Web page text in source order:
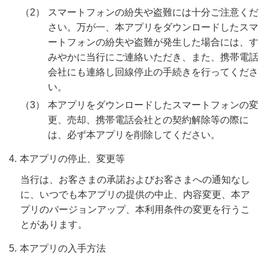
スマートフォンの紛失や盗難には十分ご注意くだ
さい。万が一、本アプリをダウンロードしたスマ
ートフォンの紛失や盗難が発生した場合には、す
みやかに当行にご連絡いただき、また、携帯電話
会社にも連絡し回線停止の手続きを行ってくださ
い。
本アプリをダウンロードしたスマートフォンの変
更、売却、携帯電話会社との契約解除等の際に
は、必ず本アプリを削除してください。
本アプリの停止、変更等
当行は、お客さまの承諾およびお客さまへの通知なし
に、いつでも本アプリの提供の中止、内容変更、本ア
プリのバージョンアップ、本利用条件の変更を行うこ
とがあります。
本アプリの入手方法